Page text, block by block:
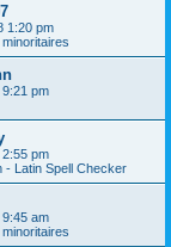
1:20 pm
pm
pm
- Latin Spell Checker
am